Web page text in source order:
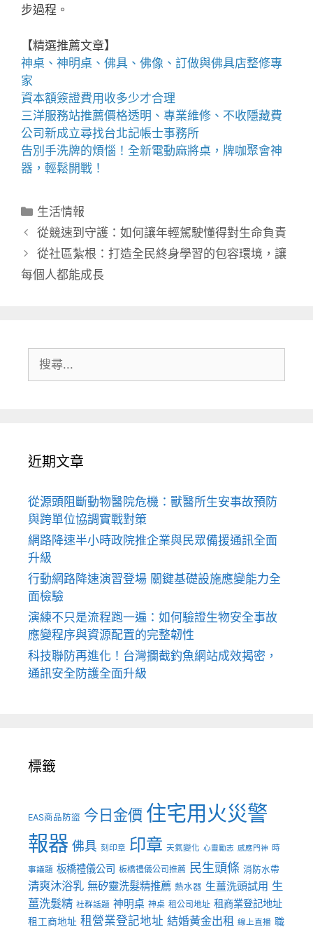
步過程。
【精選推薦文章】
神桌、 神明桌 、 佛具 、佛像、訂做與佛具店整修專
家
資本額簽證費用收多少才合理
三洋服務站推薦價格透明、專業維修、不收隱藏費
公司新成立尋找台北記帳士事務所
告別手洗牌的煩惱！全新電動麻將桌 ，牌咖聚會神
器，輕鬆開戰！
分
類
生活情報
從競速到守護：如何讓年輕駕駛懂得對生命負責
從社區紮根：打造全民終身學習的包容環境，讓
每個人都能成長
尋:
近期文章
從源頭阻斷動物醫院危機：獸醫所生安事故預防
與跨單位協調實戰對策
網路降速半小時政院推企業與民眾備援通訊全面
升級
行動網路降速演習登場 關鍵基礎設施應變能力全
面檢驗
演練不只是流程跑一遍：如何驗證生物安全事故
應變程序與資源配置的完整韌性
科技聯防再進化！台灣攔截釣魚網站成效揭密，
通訊安全防護全面升級
標籤
EAS商品防盜 今日金價 住宅用火災警
報器 佛具 刻印章 印章 天氣變化 心靈勵志 感應門神 時
事議題 板橋禮儀公司 板橋禮儀公司推薦 民生頭條 消防水帶
清爽沐浴乳 無矽靈洗髮精推薦 熱水器 生薑洗頭試用 生
薑洗髮精 社群話題 神明桌 神桌 租公司地址 租商業登記地址
租工商地址 租營業登記地址 結婚黃金出租 線上直播 職